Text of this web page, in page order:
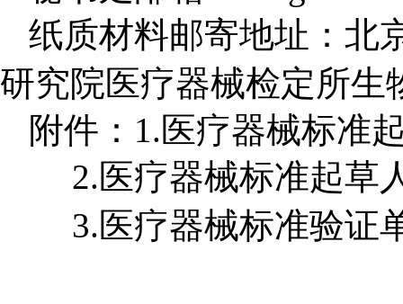
纸质材料邮寄地址：北
研究院医疗器械检定所生
附件：1.医疗器械标准
2.医疗器械标准起草
3.医疗器械标准验证